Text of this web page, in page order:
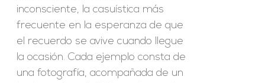
inconsciente, la casuística más
frecuente en la esperanza de que
el recuerdo se avive cuando llegue
la ocasión. Cada ejemplo consta de
una fotografía, acompañada de un